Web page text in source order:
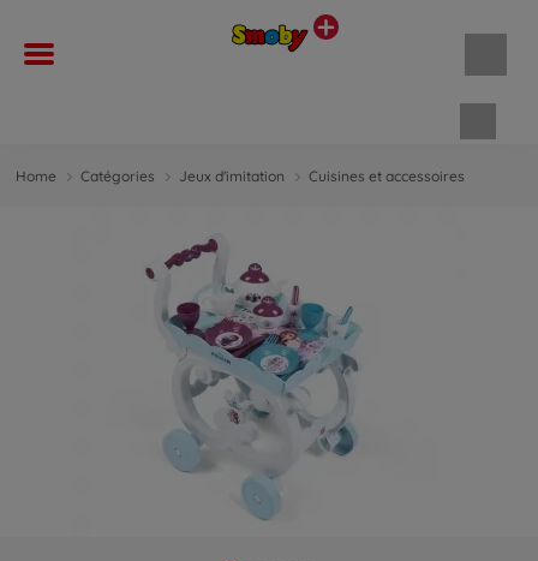
Home Catégories Jeux d'imitation Cuisines et accessoires